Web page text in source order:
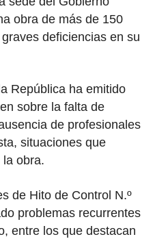
obra de más de 150
deficiencias en su
República ha emitido
sobre la falta de
de profesionales
situaciones que
obra.
de Hito de Control N.º
problemas recurrentes
entre los que destacan